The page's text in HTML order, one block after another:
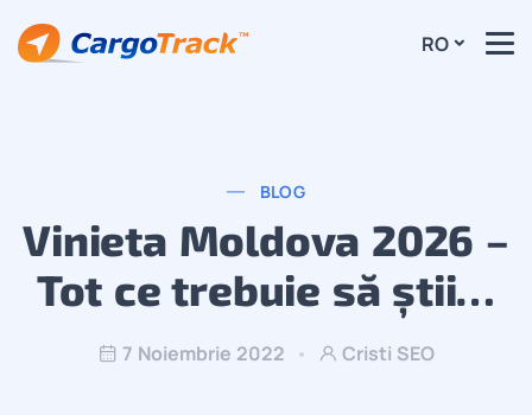
RO
BLOG
Vinieta Moldova 2026 –
Tot ce trebuie să știi…
7 Noiembrie 2022 Cristi SEO